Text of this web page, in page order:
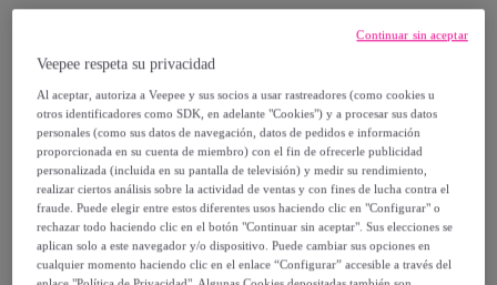
Zapato Casual De Mujer Estilo Oxford,
Diseño Calado
27,99 €
55,98 €
-50%
Veepee respeta su privacidad
Al aceptar, autoriza a Veepee y sus socios a usar rastreadores (como cookies u
otros identificadores como SDK, en adelante "Cookies") y a procesar sus datos
personales (como sus datos de navegación, datos de pedidos e información
proporcionada en su cuenta de miembro) con el fin de ofrecerle publicidad
personalizada (incluida en su pantalla de televisión) y medir su rendimiento,
realizar ciertos análisis sobre la actividad de ventas y con fines de lucha contra el
fraude. Puede elegir entre estos diferentes usos haciendo clic en "Configurar" o
rechazar todo haciendo clic en el botón "Continuar sin aceptar". Sus elecciones se
aplican solo a este navegador y/o dispositivo. Puede cambiar sus opciones en
cualquier momento haciendo clic en el enlace “Configurar” accesible a través del
Continuar sin aceptar